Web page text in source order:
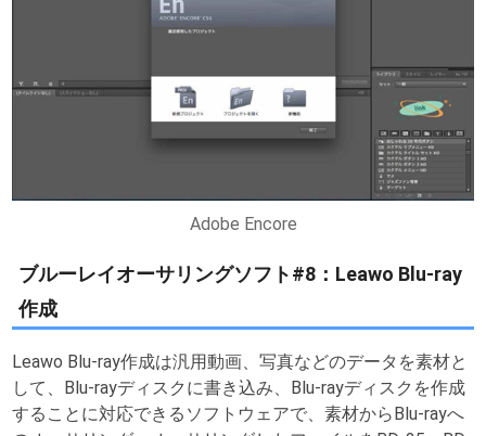
Adobe Encore
ブルーレイオーサリングソフト#8：Leawo Blu-ray
作成
Leawo Blu-ray作成は汎用動画、写真などのデータを素材と
して、Blu-rayディスクに書き込み、Blu-rayディスクを作成
することに対応できるソフトウェアで、素材からBlu-rayへ